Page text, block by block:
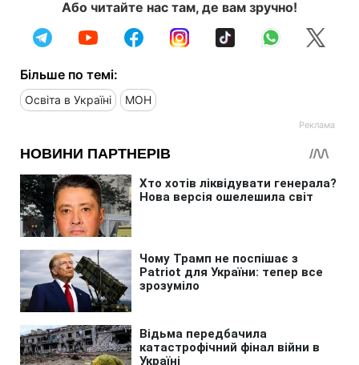
Або читайте нас там, де вам зручно!
Більше по темі:
Освіта в Україні МОН